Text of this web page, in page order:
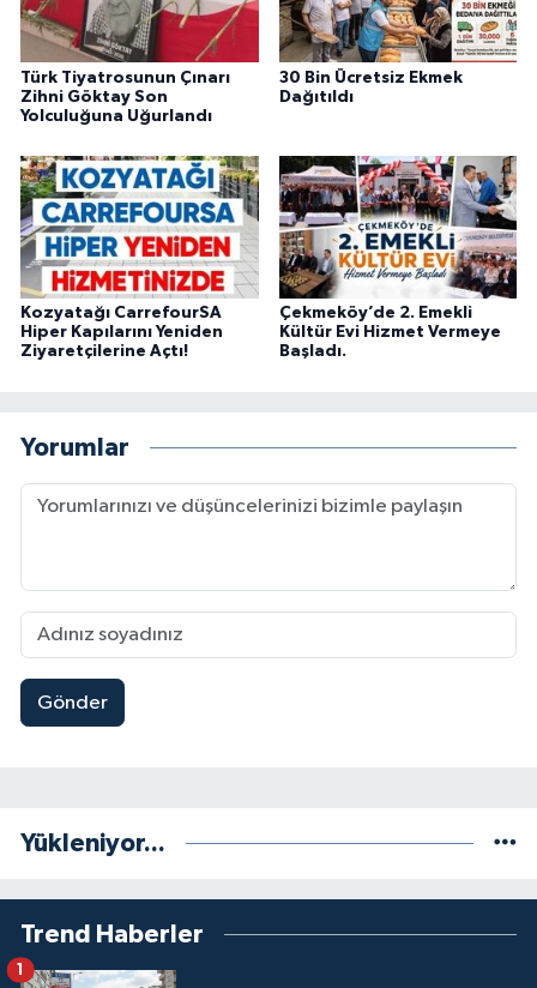
Türk Tiyatrosunun Çınarı
Zihni Göktay Son
Yolculuğuna Uğurlandı
30 Bin Ücretsiz Ekmek
Dağıtıldı
Kozyatağı CarrefourSA
Hiper Kapılarını Yeniden
Ziyaretçilerine Açtı!
Çekmeköy’de 2. Emekli
Kültür Evi Hizmet Vermeye
Başladı.
Yorumlar
Gönder
Yükleniyor...
Trend Haberler
1